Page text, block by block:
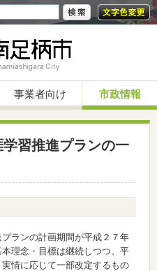
事業者向け 市政情報
習推進プランの一
ランの計画期間が平成２７年
理念・目標は継続しつつ、平
情に応じて一部改定するもの